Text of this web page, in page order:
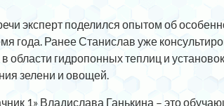
эксперт поделился опытом об
года. Ранее Станислав уже
в области гидропонных теплиц и
зелени и овощей.
1» Владислава Ганькина – это